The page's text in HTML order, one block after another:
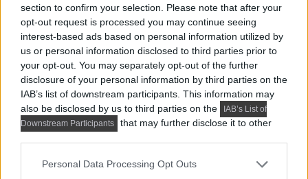
section to confirm your selection. Please note that after your
opt-out request is processed you may continue seeing
interest-based ads based on personal information utilized by
us or personal information disclosed to third parties prior to
your opt-out. You may separately opt-out of the further
disclosure of your personal information by third parties on the
IAB’s list of downstream participants. This information may
also be disclosed by us to third parties on the
IAB’s List of
Downstream Participants
that may further disclose it to other
Please note that this website/app uses one or more Google
Personal Data Processing Opt Outs
Következő cikk